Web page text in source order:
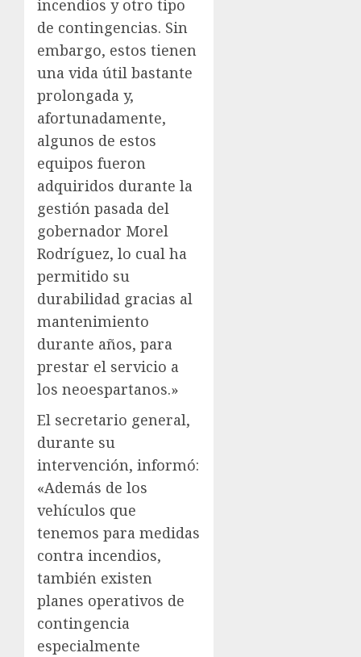
incendios y otro tipo
de contingencias. Sin
embargo, estos tienen
una vida útil bastante
prolongada y,
afortunadamente,
algunos de estos
equipos fueron
adquiridos durante la
gestión pasada del
gobernador Morel
Rodríguez, lo cual ha
permitido su
durabilidad gracias al
mantenimiento
durante años, para
prestar el servicio a
los neoespartanos.»
El secretario general,
durante su
intervención, informó:
«Además de los
vehículos que
tenemos para medidas
contra incendios,
también existen
planes operativos de
contingencia
especialmente